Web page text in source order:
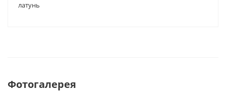
латунь
Фотогалерея